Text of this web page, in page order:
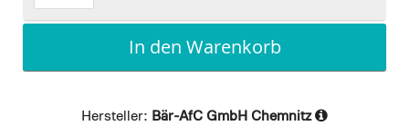
In den Warenkorb
Hersteller: Bär-AfC GmbH Chemnitz